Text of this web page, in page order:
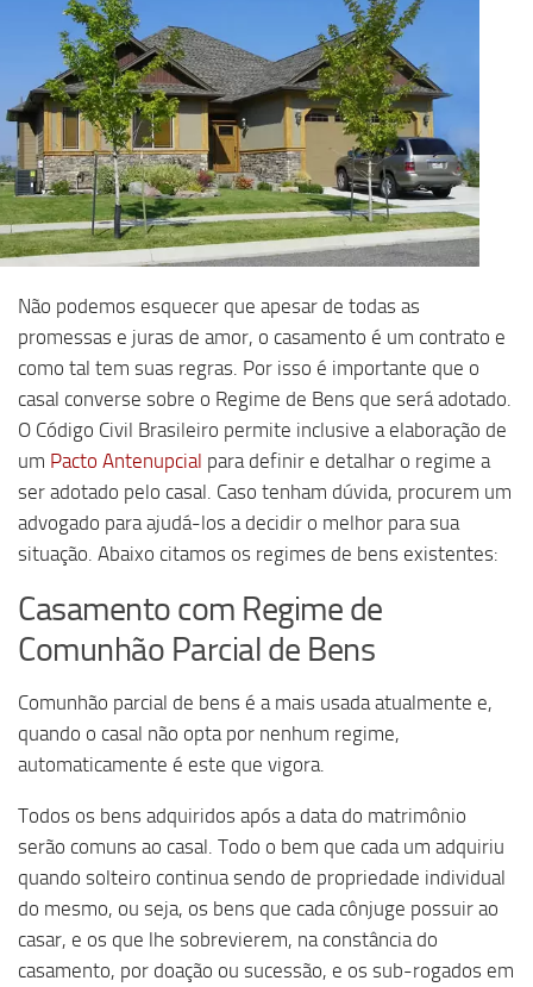
Não podemos esquecer que apesar de todas as
promessas e juras de amor, o casamento é um contrato e
como tal tem suas regras. Por isso é importante que o
casal converse sobre o Regime de Bens que será adotado.
O Código Civil Brasileiro permite inclusive a elaboração de
um Pacto Antenupcial para definir e detalhar o regime a
ser adotado pelo casal. Caso tenham dúvida, procurem um
advogado para ajudá-los a decidir o melhor para sua
situação. Abaixo citamos os regimes de bens existentes:
Casamento com Regime de
Comunhão Parcial de Bens
Comunhão parcial de bens é a mais usada atualmente e,
quando o casal não opta por nenhum regime,
automaticamente é este que vigora.
Todos os bens adquiridos após a data do matrimônio
serão comuns ao casal. Todo o bem que cada um adquiriu
quando solteiro continua sendo de propriedade individual
do mesmo, ou seja, os bens que cada cônjuge possuir ao
casar, e os que lhe sobrevierem, na constância do
casamento, por doação ou sucessão, e os sub-rogados em